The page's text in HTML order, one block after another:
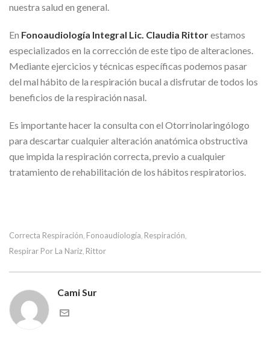
nuestra salud en general.
En Fonoaudiología Integral Lic. Claudia Rittorestamos
especializados en la corrección de este tipo de alteraciones.
Mediante ejercicios y técnicas específicas podemos pasar
del mal hábito de la respiración bucal a disfrutar de todos los
beneficios de la respiración nasal.
Es importante hacer la consulta con el Otorrinolaringólogo
para descartar cualquier alteración anatómica obstructiva
que impida la respiración correcta, previo a cualquier
tratamiento de rehabilitación de los hábitos respiratorios.
Correcta Respiración Fonoaudiología Respiración
Respirar Por La Nariz Rittor
Cami Sur